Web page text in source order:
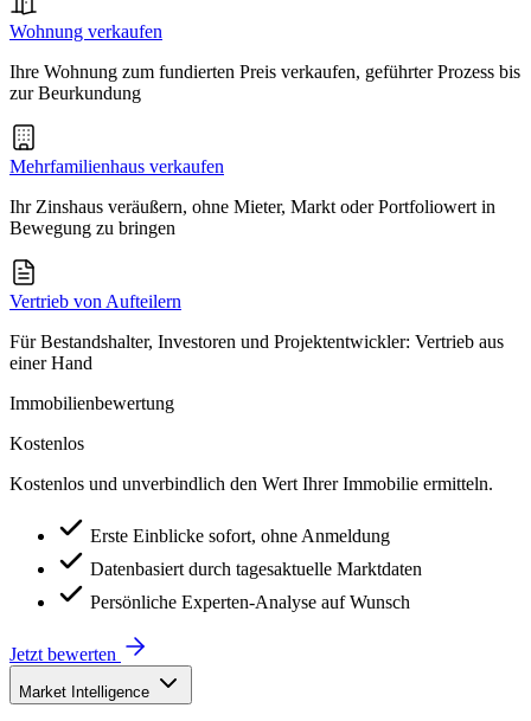
Wohnung verkaufen
Ihre Wohnung zum fundierten Preis verkaufen, geführter Prozess bis
zur Beurkundung
Mehrfamilienhaus verkaufen
Ihr Zinshaus veräußern, ohne Mieter, Markt oder Portfoliowert in
Bewegung zu bringen
Vertrieb von Aufteilern
Für Bestandshalter, Investoren und Projektentwickler: Vertrieb aus
einer Hand
Immobilienbewertung
Kostenlos
Kostenlos und unverbindlich den Wert Ihrer Immobilie ermitteln.
Erste Einblicke sofort, ohne Anmeldung
Datenbasiert durch tagesaktuelle Marktdaten
Persönliche Experten-Analyse auf Wunsch
Jetzt bewerten
Market Intelligence